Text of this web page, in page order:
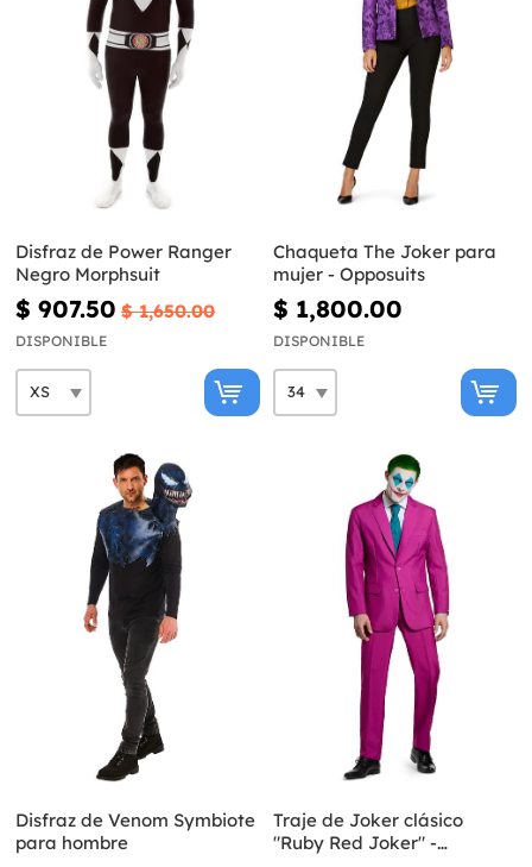
Disfraz de Power Ranger
Negro Morphsuit
$ 907.50 $ 1,650.00
DISPONIBLE
Chaqueta The Joker para
mujer - Opposuits
$ 1,800.00
DISPONIBLE
Disfraz de Venom Symbiote
para hombre
Traje de Joker clásico
"Ruby Red Joker" -